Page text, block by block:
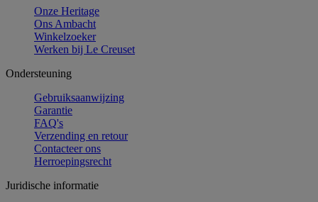
Onze Heritage
Ons Ambacht
Winkelzoeker
Werken bij Le Creuset
Ondersteuning
Gebruiksaanwijzing
Garantie
FAQ's
Verzending en retour
Contacteer ons
Herroepingsrecht
Juridische informatie